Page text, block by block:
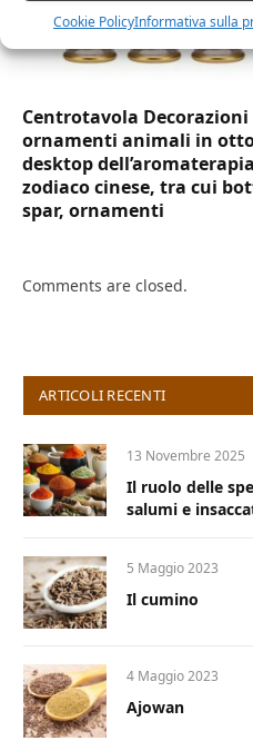
Cookie PolicyInformativa sulla
Centrotavola Decorazioni
ornamenti animali in
desktop
zodiaco cinese, tra cui
spar, ornamenti
Comments are closed.
ARTICOLI RECENTI
13 Novembre 2025
Il ruolo delle
salumi e
5 Maggio 2023
Il cumino
4 Maggio 2023
Ajowan